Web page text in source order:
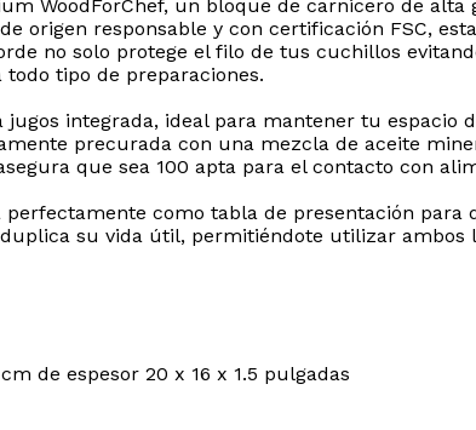
WoodForChef, un bloque de carnicero de alta
origen responsable y con certificación FSC,
no solo protege el filo de tus cuchillos
tipo de preparaciones.
integrada, ideal para mantener tu espacio
precurada con una mezcla de aceite
que sea 100 apta para el contacto con
como tabla de presentación para
su vida útil, permitiéndote utilizar ambos
de espesor 20 x 16 x 1.5 pulgadas